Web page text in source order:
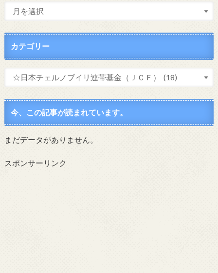
カテゴリー
今、この記事が読まれています。
まだデータがありません。
スポンサーリンク